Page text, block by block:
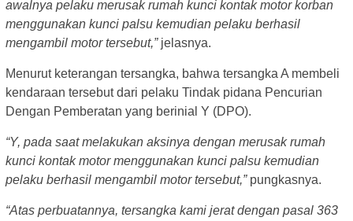
awalnya pelaku merusak rumah kunci kontak motor korban
menggunakan kunci palsu kemudian pelaku berhasil
mengambil motor tersebut,” jelasnya.
Menurut keterangan tersangka, bahwa tersangka A membeli
kendaraan tersebut dari pelaku Tindak pidana Pencurian
Dengan Pemberatan yang berinial Y (DPO).
“Y, pada saat melakukan aksinya dengan merusak rumah
kunci kontak motor menggunakan kunci palsu kemudian
pelaku berhasil mengambil motor tersebut,”pungkasnya.
“Atas perbuatannya, tersangka kami jerat dengan pasal 363